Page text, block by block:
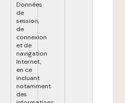
Données
de
session,
de
connexion
et de
navigation
Internet,
en ce
incluant
notamment
des